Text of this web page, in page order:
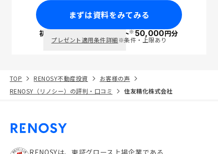
まずは資料をみてみる
初回面談で ポイント※50,000円分
プレゼント適用条件詳細※条件・上限あり
TOP RENOSY不動産投資
お客様の声
RENOSY（リノシー）の評判・口コミ
住友精化株式会社
RENOSYは、東証グロース上場企業である